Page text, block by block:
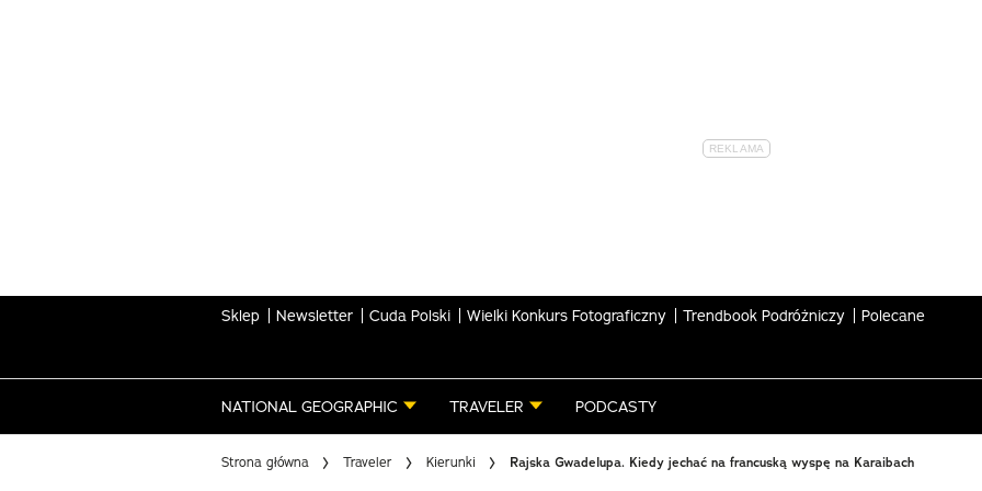
Sklep Newsletter Cuda Polski Wielki Konkurs Fotograficzny Trendbook Podróżniczy Polecane
NATIONAL GEOGRAPHIC TRAVELER PODCASTY
Strona główna Traveler Kierunki Rajska Gwadelupa. Kiedy jechać na francuską wyspę na Karaibach